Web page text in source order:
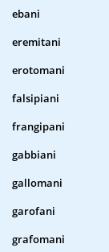
ebani
eremitani
erotomani
falsipiani
frangipani
gabbiani
gallomani
garofani
grafomani